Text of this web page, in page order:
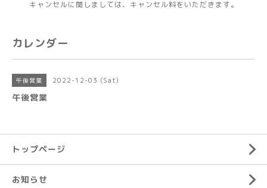
キャンセルに関しましては、キャンセル料をいただきます。
カレンダー
午後営業 2022-12-03 (Sat)
午後営業
トップページ
お知らせ